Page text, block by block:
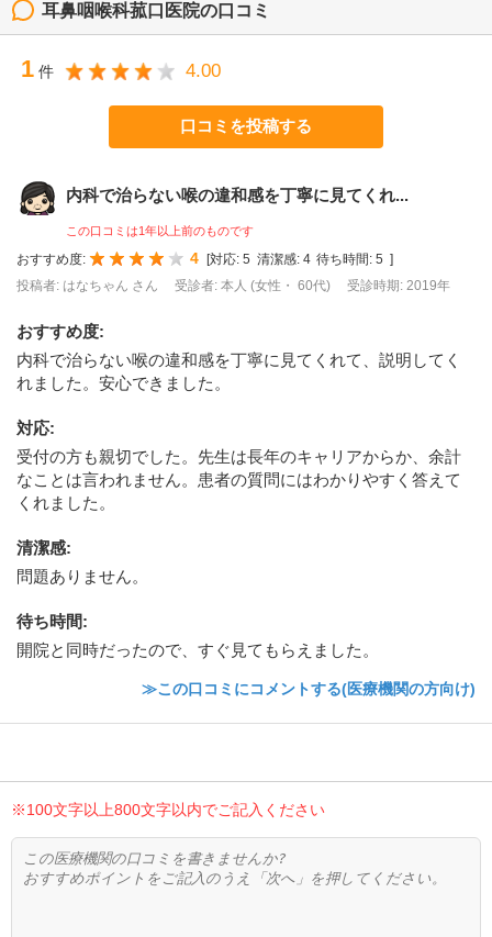
耳鼻咽喉科菰口医院の口コミ
1 件 4.00
口コミを投稿する
内科で治らない喉の違和感を丁寧に見てくれ...
この口コミは1年以上前のものです
おすすめ度: 4 [対応: 5 清潔感: 4 待ち時間: 5 ]
投稿者: はなちゃん さん
受診者: 本人 (女性・ 60代) 受診時期: 2019年
おすすめ度:
内科で治らない喉の違和感を丁寧に見てくれて、説明してく
れました。安心できました。
対応:
受付の方も親切でした。先生は長年のキャリアからか、余計
なことは言われません。患者の質問にはわかりやすく答えて
くれました。
清潔感:
問題ありません。
待ち時間:
開院と同時だったので、すぐ見てもらえました。
≫この口コミにコメントする(医療機関の方向け)
※100文字以上800文字以内でご記入ください